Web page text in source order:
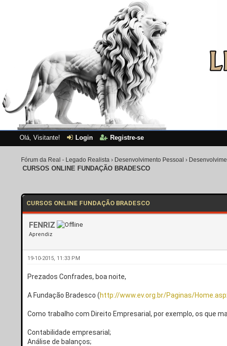
Olá, Visitante! Login Registre-se
Fórum da Real - Legado Realista › Desenvolvimento Pessoal ›
CURSOS ONLINE FUNDAÇÃO BRADESCO
CURSOS ONLINE FUNDAÇÃO BRADESCO
FENRIZ
Aprendiz
19-10-2015, 11:33 PM
Prezados Confrades, boa noite,
A Fundação Bradesco (http://www.ev.org.br/Paginas/
Como trabalho com Direito Empresarial, por exemplo, os que
Contabilidade empresarial;
Análise de balanços;